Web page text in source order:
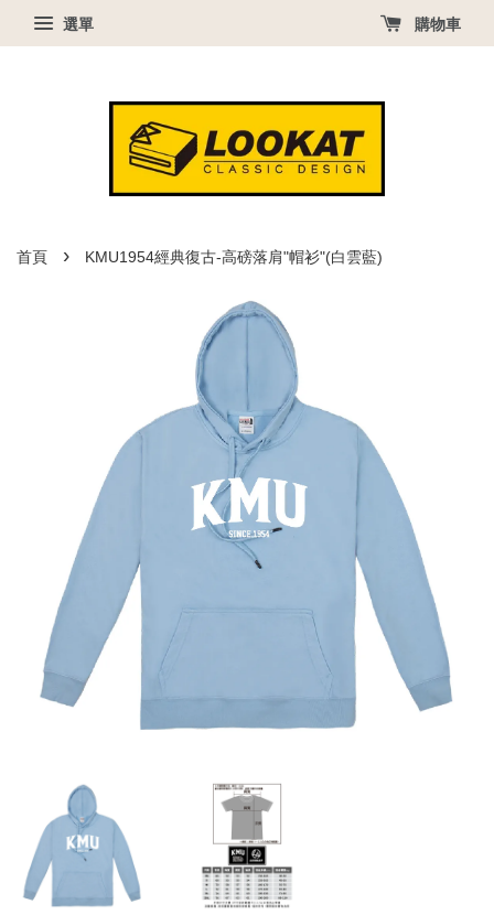
選單 購物車
首頁 › KMU1954經典復古-高磅落肩"帽衫"(白雲藍)